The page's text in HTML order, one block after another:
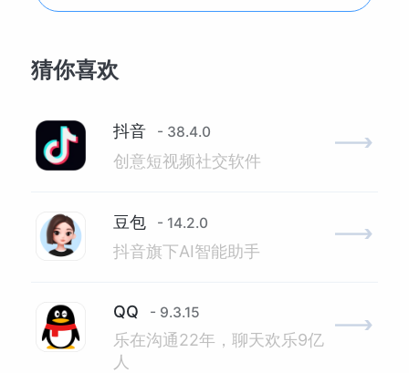
猜你喜欢
抖音 - 38.4.0
创意短视频社交软件
豆包 - 14.2.0
抖音旗下AI智能助手
QQ - 9.3.15
乐在沟通22年，聊天欢乐9亿
人